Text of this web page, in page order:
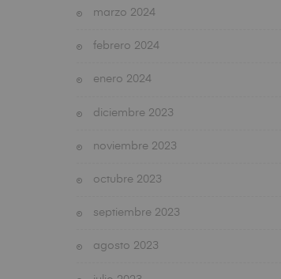
marzo 2024
febrero 2024
enero 2024
diciembre 2023
noviembre 2023
octubre 2023
septiembre 2023
agosto 2023